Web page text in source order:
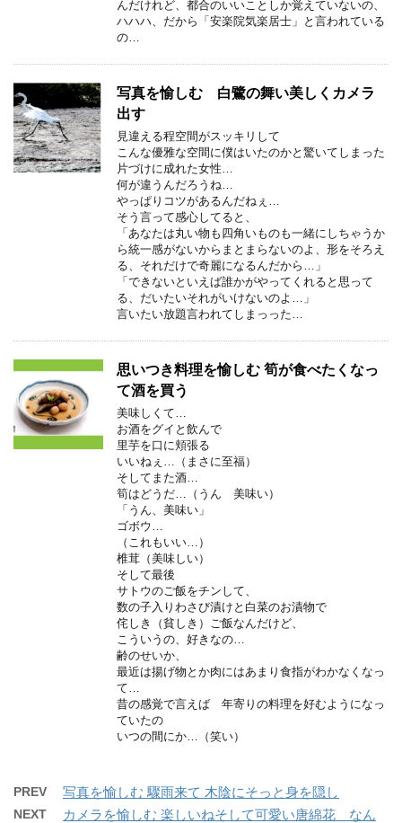
んだけれど、都合のいいことしか覚えていないの、
ハハハ、だから「安楽院気楽居士」と言われている
の…
写真を愉しむ 白鷺の舞い美しくカメラ
出す
見違える程空間がスッキリして
こんな優雅な空間に僕はいたのかと驚いてしまった
片づけに成れた女性…
何が違うんだろうね…
やっぱりコツがあるんだねぇ…
そう言って感心してると、
「あなたは丸い物も四角いものも一緒にしちゃうか
ら統一感がないからまとまらないのよ、形をそろえ
る、それだけで奇麗になるんだから…」
「できないといえば誰かがやってくれると思って
る、だいたいそれがいけないのよ…」
言いたい放題言われてしまっった…
思いつき料理を愉しむ 筍が食べたくなっ
て酒を買う
美味しくて…
お酒をグイと飲んで
里芋を口に頬張る
いいねぇ…（まさに至福）
そしてまた酒…
筍はどうだ…（うん 美味い）
「うん、美味い」
ゴボウ…
（これもいい…）
椎茸（美味しい）
そして最後
サトウのご飯をチンして、
数の子入りわさび漬けと白菜のお漬物で
侘しき（貧しき）ご飯なんだけど、
こういうの、好きなの…
齢のせいか、
最近は揚げ物とか肉にはあまり食指がわかなくなっ
て…
昔の感覚で言えば 年寄りの料理を好むようになっ
ていたの
いつの間にか…（笑い）
PREV 写真を愉しむ 驟雨来て 木陰にそっと身を隠し
NEXT
カメラを愉しむ 楽しいねそして可愛い唐綿花 なん